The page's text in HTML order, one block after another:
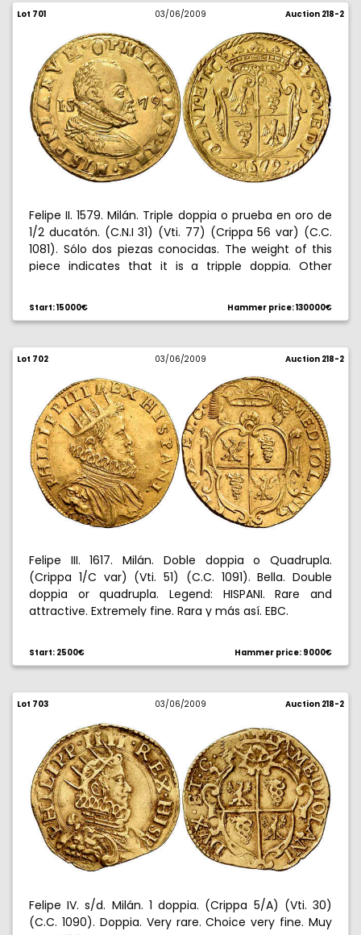
Lot 701 03/06/2009 Auction 218-2
Felipe II. 1579. Milán. Triple doppia o prueba en oro de
1/2 ducatón. (C.N.I 31) (Vti. 77) (Crippa 56 var) (C.C.
1081). Sólo dos piezas conocidas. The weight of this
piece indicates that it is a tripple doppia. Other
Two known specimens according to Crippa. Ex-Carles
Tolrà Collection #2156. A beautiful strike. Extremely
Start: 15000€ Hammer price: 130000€
Lot 702 03/06/2009 Auction 218-2
Felipe III. 1617. Milán. Doble doppia o Quadrupla.
(Crippa 1/C var) (Vti. 51) (C.C. 1091). Bella. Double
doppia or quadrupla. Legend: HISPANI. Rare and
attractive. Extremely fine. Rara y más así. EBC.
Start: 2500€ Hammer price: 9000€
Lot 703 03/06/2009 Auction 218-2
Felipe IV. s/d. Milán. 1 doppia. (Crippa 5/A) (Vti. 30)
(C.C. 1090). Doppia. Very rare. Choice very fine. Muy